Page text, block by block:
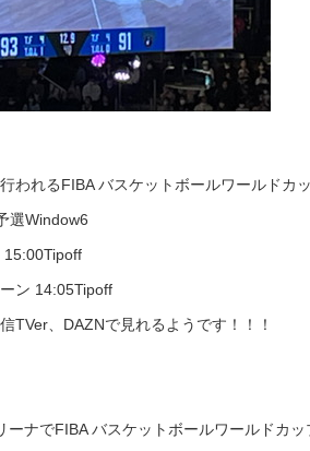
われるFIBA バスケットボールワールドカ
選Window6
15:00Tipoff
ン 14:05Tipoff
TVer、DAZNで見れるようです！！！
ーナでFIBA バスケットボールワールドカ